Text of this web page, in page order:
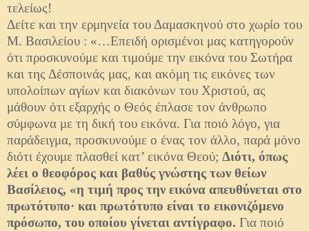
τελείως!
Δείτε και την ερμηνεία του Δαμασκηνού στο χωρίο του
Μ. Βασιλείου : «…Επειδή ορισμένοι μας κατηγορούν
ότι προσκυνούμε και τιμούμε την εικόνα του Σωτήρα
και της Δέσποινάς μας, και ακόμη τις εικόνες των
υπολοίπων αγίων και διακόνων του Χριστού, ας
μάθουν ότι εξαρχής ο Θεός έπλασε τον άνθρωπο
σύμφωνα με τη δική του εικόνα. Για ποιό λόγο, για
παράδειγμα, προσκυνούμε ο ένας τον άλλο, παρά μόνο
διότι έχουμε πλασθεί κατ’ εικόνα Θεού; Διότι, όπως
λέει ο θεοφόρος και βαθύς γνώστης των θείων
Βασίλειος, «η τιμή προς την εικόνα απευθύνεται στο
πρωτότυπο· και πρωτότυπο είναι το εικονιζόμενο
πρόσωπο, του οποίου γίνεται αντίγραφο. Για ποιό